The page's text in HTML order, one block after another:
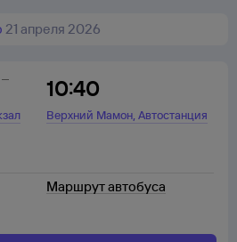
21 апреля 2026
10:40
Верхний Мамон,Автостанция
Маршрут автобуса